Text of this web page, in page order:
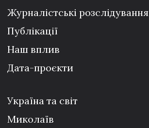
Журналістські розслідування
Публікації
Наш вплив
Дата-проєкти
Україна та світ
Миколаїв